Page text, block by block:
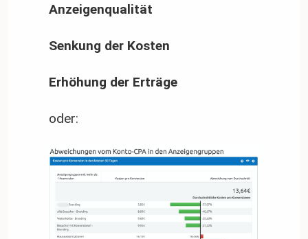
Anzeigenqualität
Senkung der Kosten
Erhöhung der Erträge
oder: